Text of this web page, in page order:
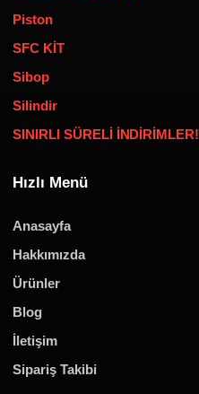
Piston
SFC KİT
Sibop
Silindir
SINIRLI SÜRELİ İNDİRİMLER!
Hızlı Menü
Anasayfa
Hakkımızda
Ürünler
Blog
İletişim
Sipariş Takibi